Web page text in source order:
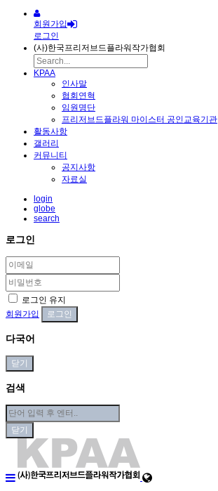
회원가입
로그인
(사)한국프리저브드플라워작가협회
KPAA
인사말
협회연혁
임원명단
프리저브드플라워 마이스터 공인교육기관
활동사항
갤러리
커뮤니티
공지사항
자료실
login
globe
search
로그인
로그인 유지
회원가입
다국어
닫기
검색
닫기